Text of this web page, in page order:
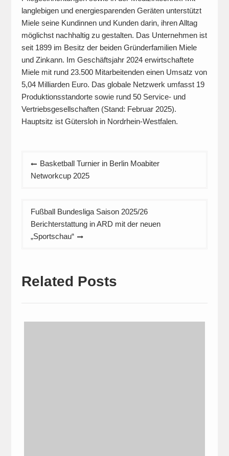
langlebigen und energiesparenden Geräten unterstützt
Miele seine Kundinnen und Kunden darin, ihren Alltag
möglichst nachhaltig zu gestalten. Das Unternehmen ist
seit 1899 im Besitz der beiden Gründerfamilien Miele
und Zinkann. Im Geschäftsjahr 2024 erwirtschaftete
Miele mit rund 23.500 Mitarbeitenden einen Umsatz von
5,04 Milliarden Euro. Das globale Netzwerk umfasst 19
Produktionsstandorte sowie rund 50 Service- und
Vertriebsgesellschaften (Stand: Februar 2025).
Hauptsitz ist Gütersloh in Nordrhein-Westfalen.
Beitragsnavigation
Basketball Turnier in Berlin Moabiter
Networkcup 2025
Fußball Bundesliga Saison 2025/26
Berichterstattung in ARD mit der neuen
„Sportschau“
Related Posts